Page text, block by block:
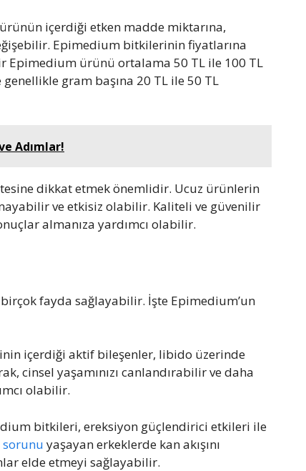
içerdiği etken madde miktarına,
Epimedium bitkilerinin fiyatlarına
Epimedium ürünü ortalama 50 TL ile 100 TL
gram başına 20 TL ile 50 TL
Adımlar!
dikkat etmek önemlidir. Ucuz ürünlerin
ve etkisiz olabilir. Kaliteli ve güvenilir
almanıza yardımcı olabilir.
fayda sağlayabilir. İşte Epimedium’un
içerdiği aktif bileşenler, libido üzerinde
cinsel yaşamınızı canlandırabilir ve daha
olabilir.
bitkileri, ereksiyon güçlendirici etkileri ile
sorunu yaşayan erkeklerde kan akışını
elde etmeyi sağlayabilir.